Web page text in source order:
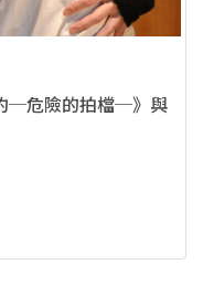
─危險的拍檔─》與